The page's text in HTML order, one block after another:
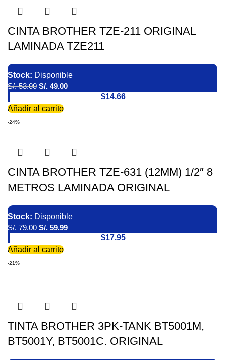
CINTA BROTHER TZE-211 ORIGINAL
LAMINADA TZE211
Stock: Disponible
S/.53.00 S/. 49.00
$14.66
Añadir al carrito
-24%
CINTA BROTHER TZE-631 (12MM) 1/2″ 8
METROS LAMINADA ORIGINAL
Stock: Disponible
S/.79.00 S/. 59.99
$17.95
Añadir al carrito
-21%
TINTA BROTHER 3PK-TANK BT5001M,
BT5001Y, BT5001C. ORIGINAL